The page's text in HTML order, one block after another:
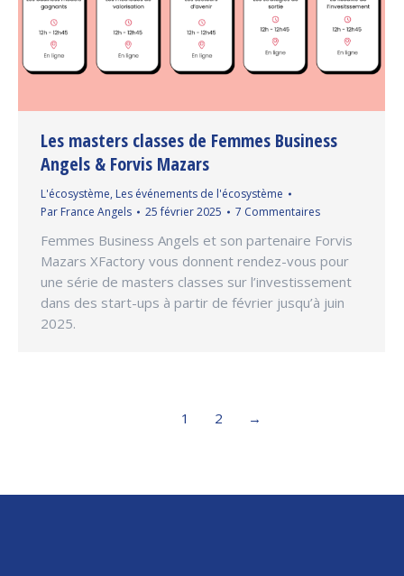
Les masters classes de Femmes Business
Angels & Forvis Mazars
L'écosystème, Les événements de l'écosystème
Par France Angels 25 février 2025 7 Commentaires
Femmes Business Angels et son partenaire Forvis
Mazars XFactory vous donnent rendez-vous pour
une série de masters classes sur l’investissement
dans des start-ups à partir de février jusqu’à juin
2025.
1 2 →